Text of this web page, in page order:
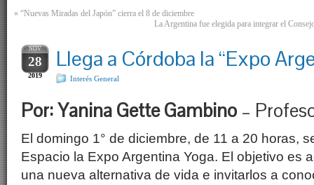
« “Nuevas Miradas del Japón” cierra el 8 de diciembre
La Argentina fue elegida para integrar el
NOV
28
2019
Llega a Córdoba la “Expo
Interés General
Por: Yanina Gette Gambino –
El domingo 1° de diciembre, de 11 a 20 horas,
Espacio la Expo Argentina Yoga. El objetivo es
una nueva alternativa de vida e invitarlos a